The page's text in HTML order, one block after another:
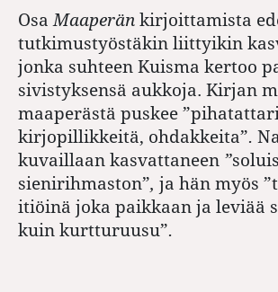
Osa Maaperän kirjoittamista
tutkimustyöstäkin liittyikin
jonka suhteen Kuisma kertoo
sivistyksensä aukkoja. Kirjan
maaperästä puskee
kirjopillikkeitä, ohdakkeita”.
kuvaillaan kasvattaneen ”
sienirihmaston”, ja hän myös
itiöinä joka paikkaan ja leviää
kuin kurtturuusu”.